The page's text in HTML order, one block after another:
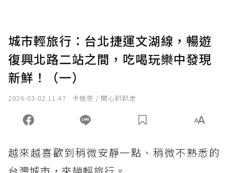
城市輕旅行：台北捷運文湖線，暢遊
復興北路二站之間，吃喝玩樂中發現
新鮮！（一）
2026-03-02 11:47 卡娃思 / 開心趴趴走
越來越喜歡到稍微安靜一點、稍微不熟悉的